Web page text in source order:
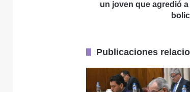
Tres
3 agosto,
la
salida
un joven que agredió
Publicaciones